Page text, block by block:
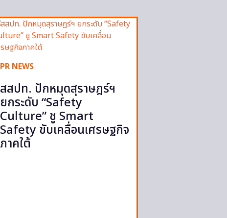
PR NEWS
สสปท. ปักหมุดสุราษฎร์ฯ
ยกระดับ “Safety
Culture” ชู Smart
Safety ขับเคลื่อนเศรษฐกิจ
ภาคใต้